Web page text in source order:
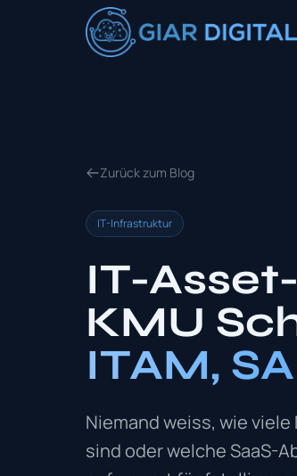
Zurück zum Blog
IT-Infrastruktur
IT-
KMU
ITAM,
Niemand weiss, wie
sind oder welche SaaS-